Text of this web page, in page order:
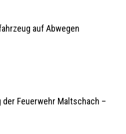
auf Abwegen
Feuerwehr Maltschach –